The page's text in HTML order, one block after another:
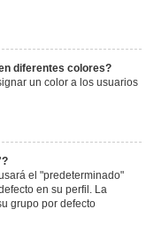
diferentes colores?
un color a los usuarios
el "predeterminado"
en su perfil. La
grupo por defecto